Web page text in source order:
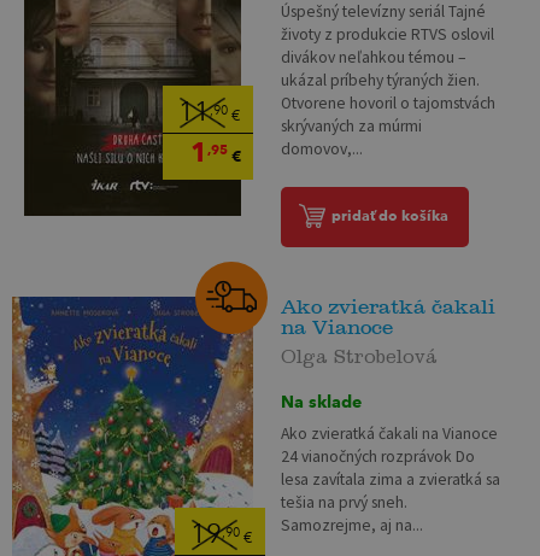
11,90€
1 ,95€
Úspešný televízny seriál Tajné
životy z produkcie RTVS oslovil
divákov neľahkou témou –
ukázal príbehy týraných žien.
Otvorene hovoril o tajomstvách
skrývaných za múrmi
domovov,...
pridať do košíka
19,90€
Ako zvieratká čakali
na Vianoce
Olga Strobelová
Na sklade
Ako zvieratká čakali na Vianoce
24 vianočných rozprávok Do
lesa zavítala zima a zvieratká sa
tešia na prvý sneh.
Samozrejme, aj na...